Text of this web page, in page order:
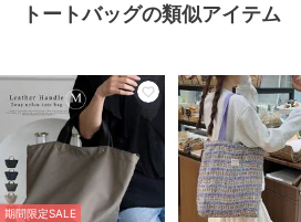
トートバッグの類似アイテム
期間限定SALE